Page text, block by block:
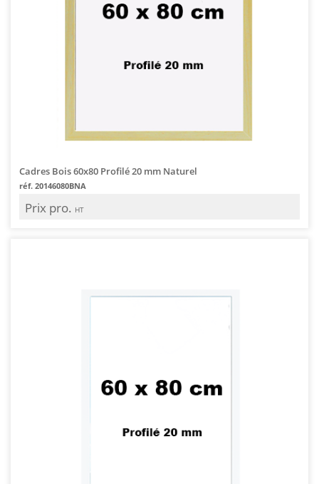
Cadres Bois 60x80 Profilé 20 mm Naturel
réf. 20146080BNA
Prix pro. HT